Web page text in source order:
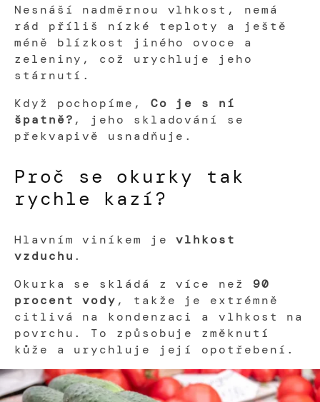
Nesnáší nadměrnou vlhkost, nemá
rád příliš nízké teploty a ještě
méně blízkost jiného ovoce a
zeleniny, což urychluje jeho
stárnutí.
Když pochopíme, Co je s ní
špatně? , jeho skladování se
překvapivě usnadňuje.
Proč se okurky tak
rychle kazí?
Hlavním viníkem jevlhkost
vzduchu .
Okurka se skládá z více než 90
procent vody , takže je extrémně
citlivá na kondenzaci a vlhkost na
povrchu. To způsobuje změknutí
kůže a urychluje její opotřebení.